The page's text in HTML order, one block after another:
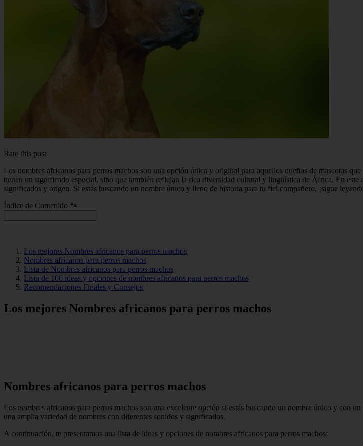
Rate this post
Los nombres africanos para perros machos son una opción única y original para aquellos dueños de mascotas
tienen un significado especial, sino que también reflejan la rica diversidad cultural y lingüística de África. En
significados y origen. Si estás buscando un nombre único y lleno de historia para tu fiel compañero, ¡sigue
Índice de Contenido 🐾
Los mejores Nombres africanos para perros machos
Nombres africanos para perros machos
Lista de Nombres africanos para perros machos
Lista de 100 ideas y opciones de nombres africanos para perros machos
Recomendaciones Finales y Consejos
Los mejores Nombres africanos para perros machos
Nombres africanos para perros machos
Los nombres africanos para perros machos son una excelente opción si estás buscando un nombre único y con
una amplia variedad de nombres con diferentes sonidos y significados.
A continuación, te presentamos una lista de ideas y opciones de nombres africanos para perros machos: